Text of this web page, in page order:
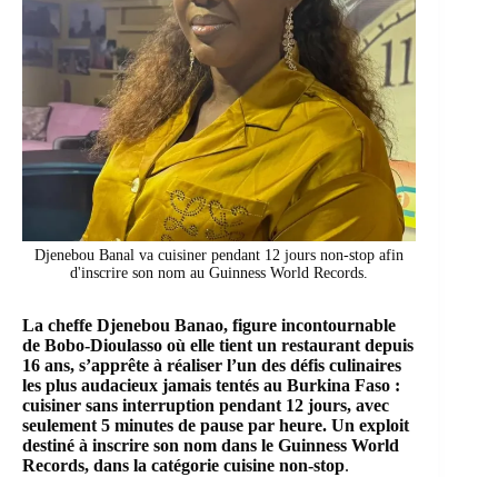
Djenebou Banal va cuisiner pendant 12 jours non-stop afin
d'inscrire son nom au Guinness World Records.
La cheffe Djenebou Banao, figure incontournable
de Bobo-Dioulasso où elle tient un restaurant depuis
16 ans, s’apprête à réaliser l’un des défis culinaires
les plus audacieux jamais tentés au Burkina Faso :
cuisiner sans interruption pendant 12 jours, avec
seulement 5 minutes de pause par heure. Un exploit
destiné à inscrire son nom dans le Guinness World
Records, dans la catégorie cuisine non-stop.